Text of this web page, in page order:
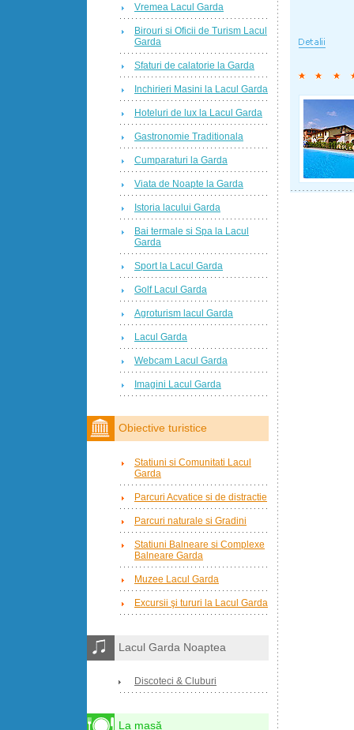
Vremea Lacul Garda
Birouri si Oficii de Turism Lacul
Garda
Sfaturi de calatorie la Garda
Inchirieri Masini la Lacul Garda
Hoteluri de lux la Lacul Garda
Gastronomie Traditionala
Cumparaturi la Garda
Viata de Noapte la Garda
Istoria lacului Garda
Bai termale si Spa la Lacul
Garda
Sport la Lacul Garda
Golf Lacul Garda
Agroturism lacul Garda
Lacul Garda
Webcam Lacul Garda
Imagini Lacul Garda
Obiective turistice
Statiuni si Comunitati Lacul
Garda
Parcuri Acvatice si de distractie
Parcuri naturale si Gradini
Statiuni Balneare si Complexe
Balneare Garda
Muzee Lacul Garda
Excursii şi tururi la Lacul Garda
Lacul Garda Noaptea
Discoteci & Cluburi
La masă